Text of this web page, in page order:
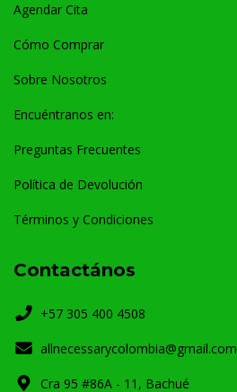
Agendar Cita
Cómo Comprar
Sobre Nosotros
Encuéntranos en:
Preguntas Frecuentes
Política de Devolución
Términos y Condiciones
Contactános
+57 305 400 4508
allnecessarycolombia@gmail.com
Cra 95 #86A - 11, Bachué